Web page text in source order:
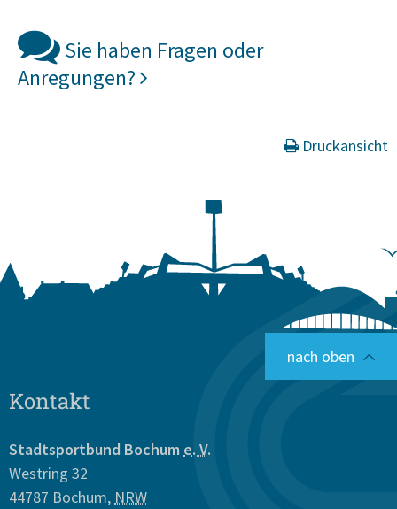
Sie haben Fragen oder
Anregungen?
Druckansicht
nach oben
Kontakt
Stadtsportbund Bochum e. V.
Westring 32
44787 Bochum, NRW